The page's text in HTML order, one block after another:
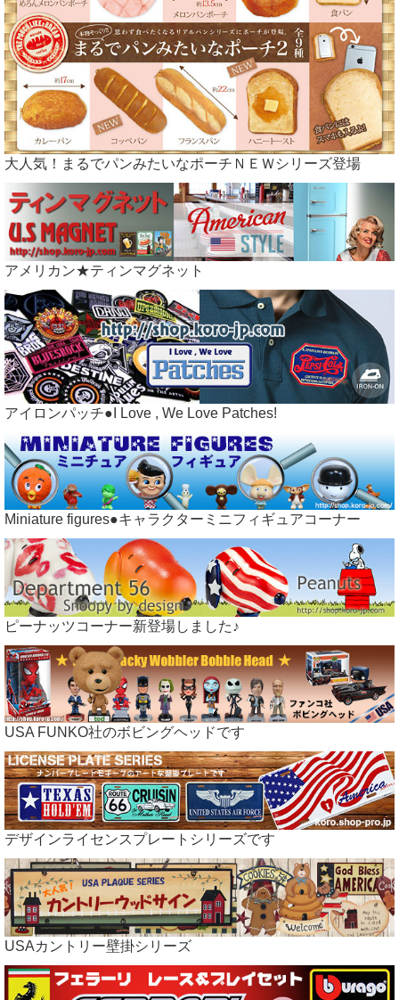
大人気！まるでパンみたいなポーチＮＥＷシリーズ登場
アメリカン★ティンマグネット
アイロンパッチ●I Love , We Love Patches!
Miniature figures●キャラクターミニフィギュアコーナー
ピーナッツコーナー新登場しました♪
USA FUNKO社のボビングヘッドです
デザインライセンスプレートシリーズです
USAカントリー壁掛シリーズ